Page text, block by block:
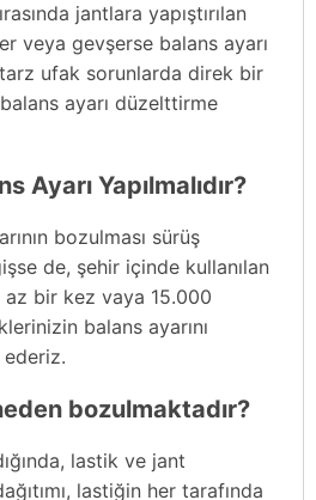
jantlara yapıştırılan
veya gevşerse balans ayarı
tarz ufak sorunlarda direk bir
ayarı düzelttirme
Ayarı Yapılmalıdır?
bozulması sürüş
de, şehir içinde kullanılan
az bir kez vaya 15.000
balans ayarını
ederiz.
bozulmaktadır?
lastik ve jant
lastiğin her tarafında